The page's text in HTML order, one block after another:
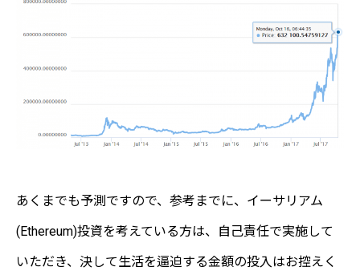
あくまでも予測ですので、参考までに、イーサリアム
(Ethereum)投資を考えている方は、自己責任で実施して
いただき、決して生活を逼迫する金額の投入はお控えく